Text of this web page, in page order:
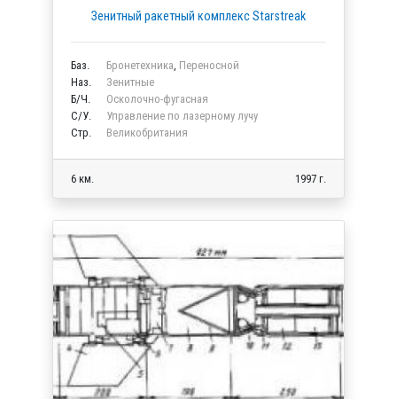
Зенитный ракетный комплекс Starstreak
Баз. Бронетехника Переносной
Наз.
Зенитные
Б/Ч.
Осколочно-фугасная
C/У.
Управление по лазерному лучу
Стр.
Великобритания
6 км. 1997 г.